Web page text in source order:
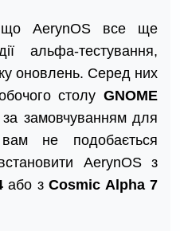
AerynOS все ще
альфа-тестування,
оновлень. Серед них
столу GNOME
замовчуванням для
не подобається
AerynOS з
або з Cosmic Alpha 7